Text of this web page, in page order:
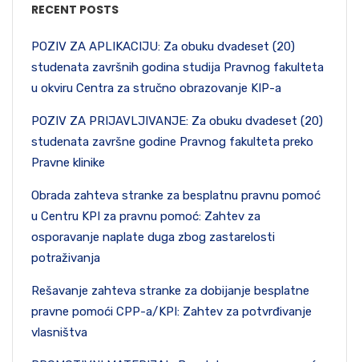
RECENT POSTS
POZIV ZA APLIKACIJU: Za obuku dvadeset (20)
studenata završnih godina studija Pravnog fakulteta
u okviru Centra za stručno obrazovanje KIP-a
POZIV ZA PRIJAVLJIVANJE: Za obuku dvadeset (20)
studenata završne godine Pravnog fakulteta preko
Pravne klinike
Obrada zahteva stranke za besplatnu pravnu pomoć
u Centru KPI za pravnu pomoć: Zahtev za
osporavanje naplate duga zbog zastarelosti
potraživanja
Rešavanje zahteva stranke za dobijanje besplatne
pravne pomoći CPP-a/KPI: Zahtev za potvrđivanje
vlasništva